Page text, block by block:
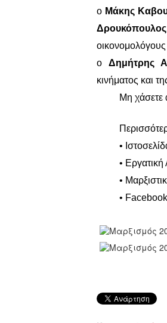
ο Μάκης
Δρουκόπουλος
ο Δημήτρης
κινήματος και
Μη χάσετε
•
•
•
•